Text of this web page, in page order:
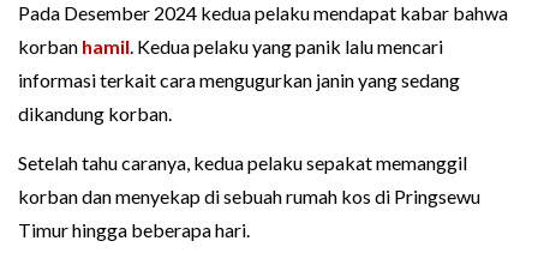
Pada Desember 2024 kedua pelaku mendapat kabar bahwa
korban hamil. Kedua pelaku yang panik lalu mencari
informasi terkait cara mengugurkan janin yang sedang
dikandung korban.
Setelah tahu caranya, kedua pelaku sepakat memanggil
korban dan menyekap di sebuah rumah kos di Pringsewu
Timur hingga beberapa hari.